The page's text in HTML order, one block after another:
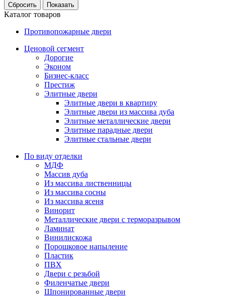
Каталог товаров
Противопожарные двери
Ценовой сегмент
Дорогие
Эконом
Бизнес-класс
Престиж
Элитные двери
Элитные двери в квартиру
Элитные двери из массива дуба
Элитные металлические двери
Элитные парадные двери
Элитные стальные двери
По виду отделки
МДФ
Массив дуба
Из массива лиственницы
Из массива сосны
Из массива ясеня
Винорит
Металлические двери с терморазрывом
Ламинат
Винилискожа
Порошковое напыление
Пластик
ПВХ
Двери с резьбой
Филенчатые двери
Шпонированные двери